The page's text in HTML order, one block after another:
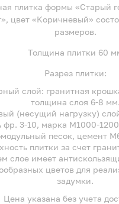
плитка формы «Старый
цвет «Коричневый»
размеров.
Толщина плитки 60
Разрез плитки:
слой: гранитная
толщина слоя 6-8 мм.
(несущий нагрузку)
фр. 3-10, марка М1000-
песок, цемент
плитки за счет
слое имеет
цветов для
задумки.
Цена указана без учета